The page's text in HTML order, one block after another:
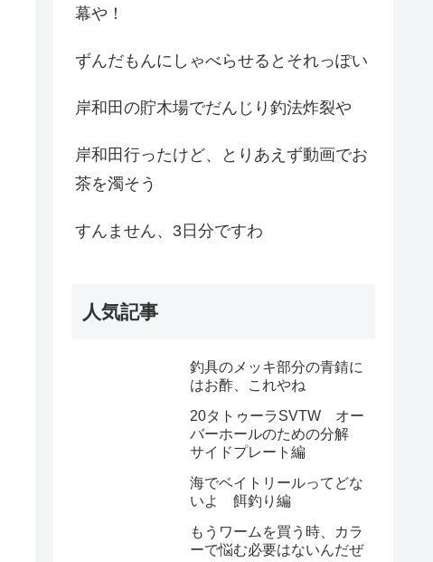
幕や！
ずんだもんにしゃべらせるとそれっぽい
岸和田の貯木場でだんじり釣法炸裂や
岸和田行ったけど、とりあえず動画でお
茶を濁そう
すんません、3日分ですわ
人気記事
釣具のメッキ部分の青錆に
はお酢、これやね
20タトゥーラSVTW オー
バーホールのための分解
サイドプレート編
海でベイトリールってどな
いよ 餌釣り編
もうワームを買う時、カラ
ーで悩む必要はないんだぜ